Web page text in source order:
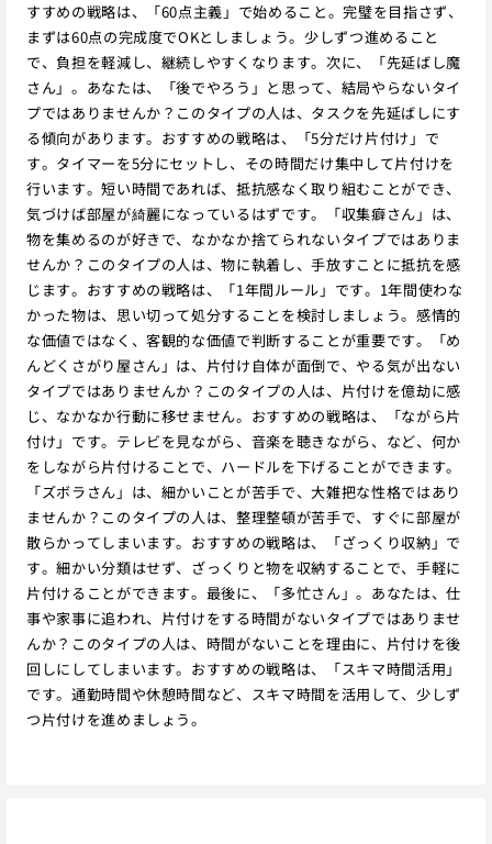
すすめの戦略は、「60点主義」で始めること。完璧を目指さず、
まずは60点の完成度でOKとしましょう。少しずつ進めること
で、負担を軽減し、継続しやすくなります。次に、「先延ばし魔
さん」。あなたは、「後でやろう」と思って、結局やらないタイ
プではありませんか？このタイプの人は、タスクを先延ばしにす
る傾向があります。おすすめの戦略は、「5分だけ片付け」で
す。タイマーを5分にセットし、その時間だけ集中して片付けを
行います。短い時間であれば、抵抗感なく取り組むことができ、
気づけば部屋が綺麗になっているはずです。「収集癖さん」は、
物を集めるのが好きで、なかなか捨てられないタイプではありま
せんか？このタイプの人は、物に執着し、手放すことに抵抗を感
じます。おすすめの戦略は、「1年間ルール」です。1年間使わな
かった物は、思い切って処分することを検討しましょう。感情的
な価値ではなく、客観的な価値で判断することが重要です。「め
んどくさがり屋さん」は、片付け自体が面倒で、やる気が出ない
タイプではありませんか？このタイプの人は、片付けを億劫に感
じ、なかなか行動に移せません。おすすめの戦略は、「ながら片
付け」です。テレビを見ながら、音楽を聴きながら、など、何か
をしながら片付けることで、ハードルを下げることができます。
「ズボラさん」は、細かいことが苦手で、大雑把な性格ではあり
ませんか？このタイプの人は、整理整頓が苦手で、すぐに部屋が
散らかってしまいます。おすすめの戦略は、「ざっくり収納」で
す。細かい分類はせず、ざっくりと物を収納することで、手軽に
片付けることができます。最後に、「多忙さん」。あなたは、仕
事や家事に追われ、片付けをする時間がないタイプではありませ
んか？このタイプの人は、時間がないことを理由に、片付けを後
回しにしてしまいます。おすすめの戦略は、「スキマ時間活用」
です。通勤時間や休憩時間など、スキマ時間を活用して、少しず
つ片付けを進めましょう。